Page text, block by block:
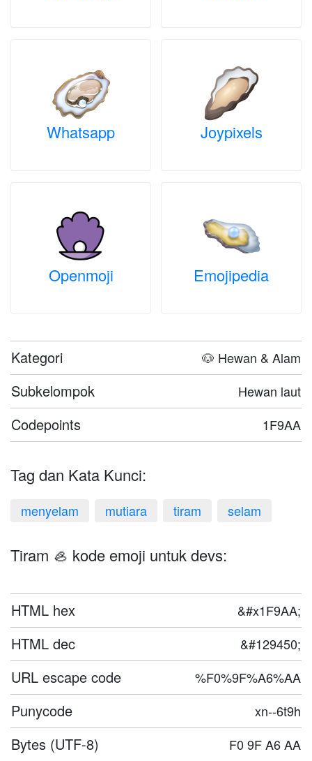
Whatsapp Joypixels
Openmoji Emojipedia
Kategori 🐶 Hewan & Alam
Subkelompok Hewan laut
Codepoints 1F9AA
Tag dan Kata Kunci:
menyelam mutiara tiram selam
Tiram 🦪 kode emoji untuk devs:
HTML hex &#x1F9AA;
HTML dec &#129450;
URL escape code %F0%9F%A6%AA
Punycode xn--6t9h
Bytes (UTF-8) F0 9F A6 AA